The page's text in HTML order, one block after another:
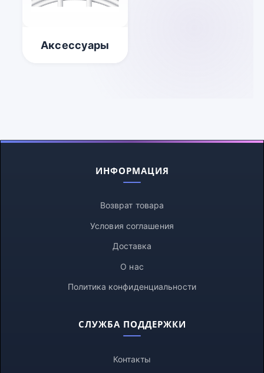
Аксессуары
ИНФОРМАЦИЯ
Возврат товара
Условия соглашения
Доставка
О нас
Политика конфиденциальности
СЛУЖБА ПОДДЕРЖКИ
Контакты